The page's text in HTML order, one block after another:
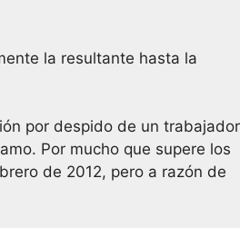
la resultante hasta la
por despido de un trabajador
Por mucho que supere los
de 2012, pero a razón de